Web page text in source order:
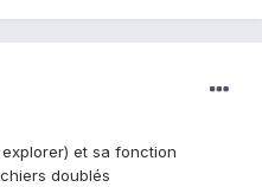
et sa fonction
doublés